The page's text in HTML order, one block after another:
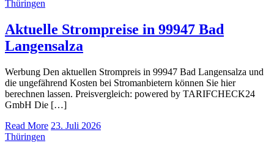
Thüringen
Aktuelle Strompreise in 99947 Bad
Langensalza
Werbung Den aktuellen Strompreis in 99947 Bad Langensalza und
die ungefährend Kosten bei Stromanbietern können Sie hier
berechnen lassen. Preisvergleich: powered by TARIFCHECK24
GmbH Die […]
Read More 23. Juli 2026
Thüringen